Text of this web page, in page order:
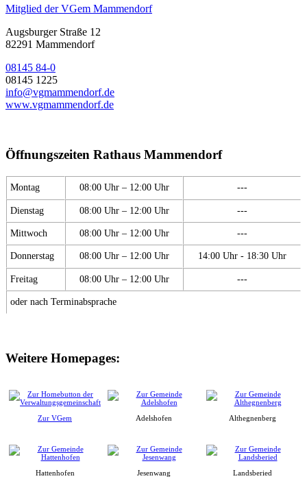
Mitglied der VGem Mammendorf
Augsburger Straße 12
82291 Mammendorf
08145 84-0
08145 1225
info@vgmammendorf.de
www.vgmammendorf.de
Öffnungszeiten Rathaus Mammendorf
Montag 08:00 Uhr – 12:00 Uhr ---
Dienstag 08:00 Uhr – 12:00 Uhr ---
Mittwoch 08:00 Uhr – 12:00 Uhr ---
Donnerstag 08:00 Uhr – 12:00 Uhr 14:00 Uhr - 18:30 Uhr
Freitag 08:00 Uhr – 12:00 Uhr ---
oder nach Terminabsprache
Weitere Homepages:
Zur VGem Adelshofen Althegnenberg
Hattenhofen Jesenwang Landsberied